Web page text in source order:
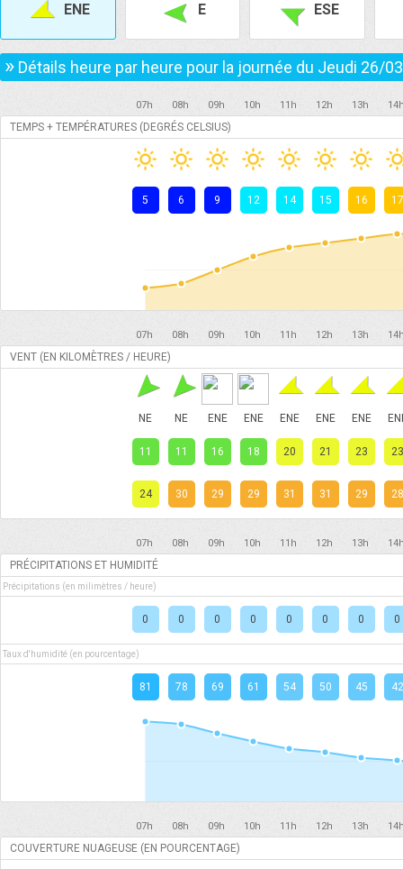
ENE E ESE
» Détails heure par heure pour la journée du Jeudi 26/03
07h 08h 09h 10h 11h 12h 13h
TEMPS + TEMPÉRATURES (DEGRÉS CELSIUS)
5 6 9 12 14 15 16 17
07h 08h 09h 10h 11h 12h 13h
VENT (EN KILOMÈTRES / HEURE)
NE NE ENE ENE ENE ENE ENE
11 11 16 18 20 21 23 23
24 30 29 29 31 31 29 28
07h 08h 09h 10h 11h 12h 13h
PRÉCIPITATIONS ET HUMIDITÉ
Précipitations (en milimètres / heure)
0 0 0 0 0 0 0 0
Taux d'humidité (en pourcentage)
81 78 69 61 54 50 45 42
07h 08h 09h 10h 11h 12h 13h
COUVERTURE NUAGEUSE (EN POURCENTAGE)